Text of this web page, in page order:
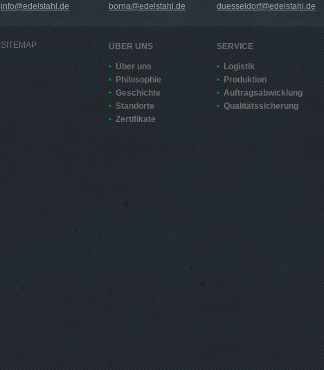
info@edelstahl.de
borna@edelstahl.de
duesseldorf@edelstahl.de
SITEMAP ÜBER UNS
Über uns
Philosophie
Geschichte
Standorte
Zertifikate
SERVICE
Logistik
Produktion
Auftragsabwicklung
Qualitätssicherung